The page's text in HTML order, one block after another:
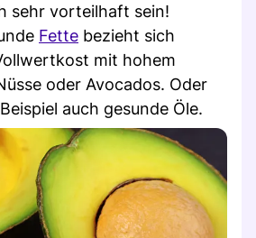
sehr vorteilhaft sein!
Fette bezieht sich
mit hohem
oder Avocados. Oder
auch gesunde Öle.